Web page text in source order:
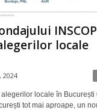
INSCOP
locale
2024
locale în București
tot mai aproape, un